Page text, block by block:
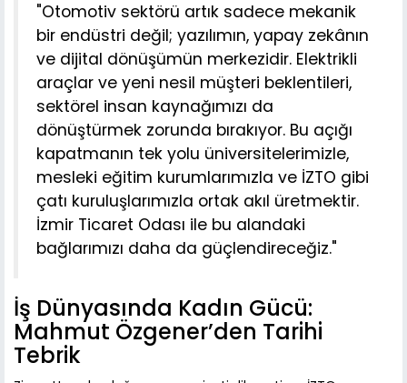
"Otomotiv sektörü artık sadece mekanik
bir endüstri değil; yazılımın, yapay zekânın
ve dijital dönüşümün merkezidir. Elektrikli
araçlar ve yeni nesil müşteri beklentileri,
sektörel insan kaynağımızı da
dönüştürmek zorunda bırakıyor. Bu açığı
kapatmanın tek yolu üniversitelerimizle,
mesleki eğitim kurumlarımızla ve İZTO gibi
çatı kuruluşlarımızla ortak akıl üretmektir.
İzmir Ticaret Odası ile bu alandaki
bağlarımızı daha da güçlendireceğiz."
İş Dünyasında Kadın Gücü:
Mahmut Özgener’den Tarihi
Tebrik